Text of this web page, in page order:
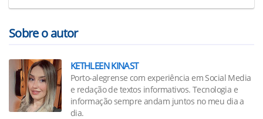
Sobre o autor
KETHLEEN KINAST
Porto-alegrense com experiência em Social Media
e redação de textos informativos. Tecnologia e
informação sempre andam juntos no meu dia a
dia.